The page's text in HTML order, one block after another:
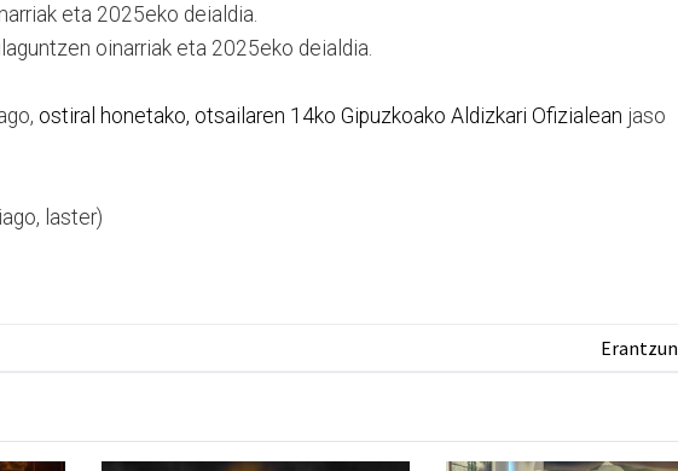
eta 2025eko deialdia.
oinarriak eta 2025eko deialdia.
ostiral honetako, otsailaren 14ko Gipuzkoako Aldizkari Ofizialean jaso
laster)
Erantzun